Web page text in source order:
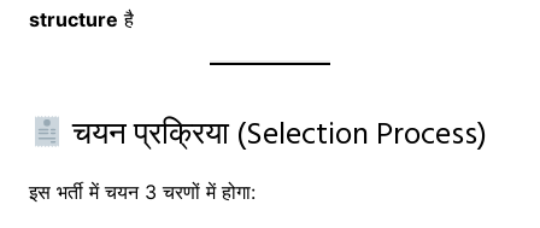
structure है
चयन प्रक्रिया (Selection Process)
इस भर्ती में चयन 3 चरणों में होगा: